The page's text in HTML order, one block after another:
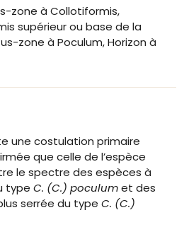
zone à Collotiformis,
supérieur ou base de la
zone à Poculum, Horizon à
une costulation primaire
que celle de l’espèce
le spectre des espèces à
typeC. (C.) poculumet des
serrée du typeC. (C.)